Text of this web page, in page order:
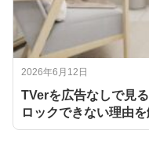
2026年6月12日
TVerを広告なしで見
ロックできない理由を